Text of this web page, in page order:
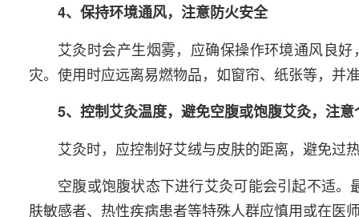
4、保持环境通风，注意防火安全
艾灸时会产生烟雾，应确保操作环境通风良
灾。使用时应远离易燃物品，如窗帘、纸张等，并
5、控制艾灸温度，避免空腹或饱腹艾灸，注
艾灸时，应控制好艾绒与皮肤的距离，避免过
空腹或饱腹状态下进行艾灸可能会引起不适
肤敏感者、热性疾病患者等特殊人群应慎用或在医